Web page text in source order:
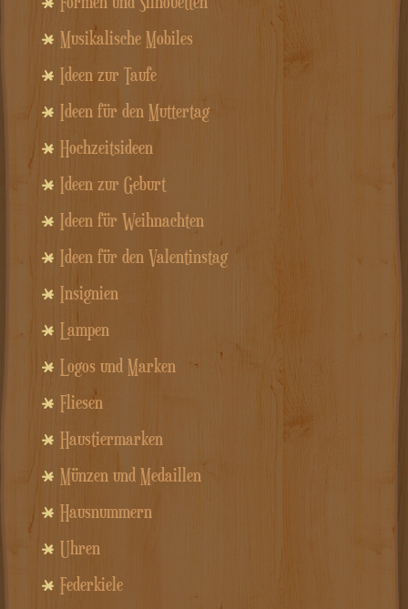
Musikalische Mobiles
Ideen zur Taufe
Ideen für den Muttertag
Hochzeitsideen
Ideen zur Geburt
Ideen für Weihnachten
Ideen für den Valentinstag
Insignien
Lampen
Logos und Marken
Fliesen
Haustiermarken
Münzen und Medaillen
Hausnummern
Uhren
Federkiele